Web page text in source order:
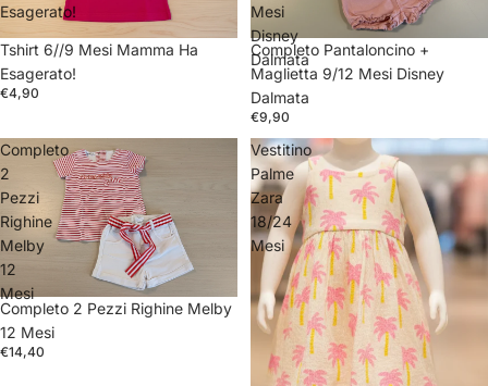
Esagerato!
Tshirt 6//9 Mesi Mamma Ha
Esagerato!
€4,90
Mesi
Disney
Dalmata
Completo Pantaloncino +
Maglietta 9/12 Mesi Disney
Dalmata
€9,90
Completo
2
Pezzi
Righine
Melby
12
Mesi
Completo 2 Pezzi Righine Melby
12 Mesi
€14,40
Vestitino
Palme
Zara
18/24
Mesi